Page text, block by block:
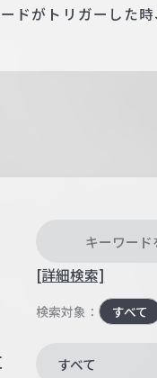
ドがトリガーした
[詳細検索]
検索対象： すべて
すべて